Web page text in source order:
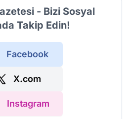
- Bizi Sosyal
Takip Edin!
Facebook
X.com
Instagram